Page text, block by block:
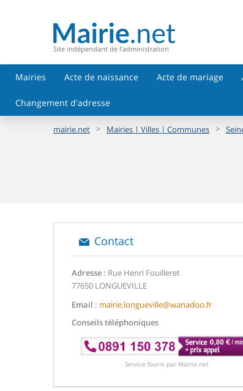
Site indépendant de l'administration
Mairies Acte de naissance Acte de mariage
Changement d'adresse
mairie.net > Mairies | Villes | Communes >
Contact
Adresse : Rue Henri Fouilleret
77650 LONGUEVILLE
Email : mairie.longueville@wanadoo.fr
Conseils téléphoniques
Service fourni par Mairie.net